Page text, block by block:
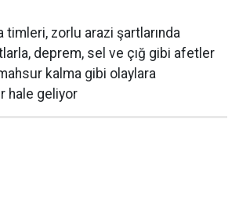
timleri, zorlu arazi şartlarında
deprem, sel ve çığ gibi afetler
kalma gibi olaylara
hale geliyor